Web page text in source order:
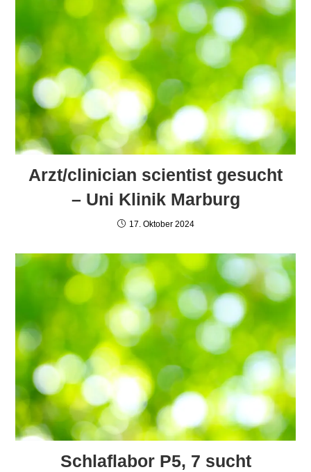
Arzt/clinician scientist gesucht
– Uni Klinik Marburg
17. Oktober 2024
Schlaflabor P5, 7 sucht